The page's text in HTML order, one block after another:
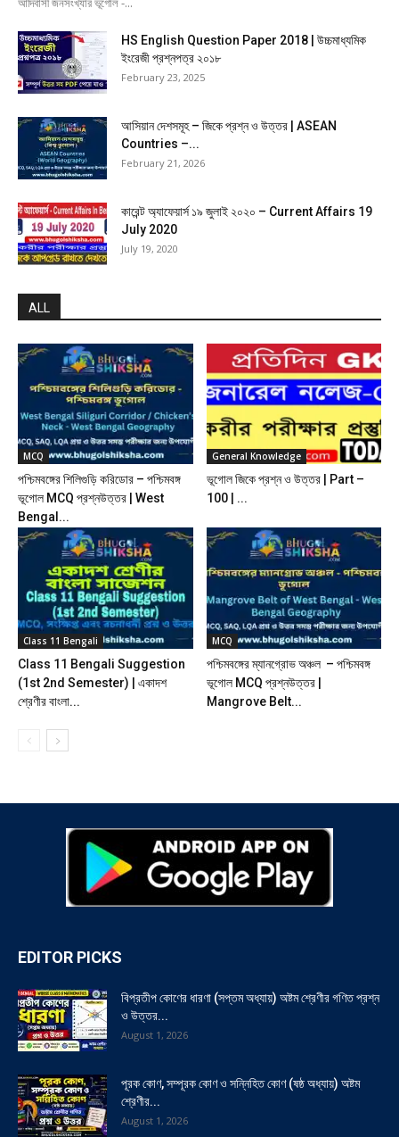
HS English Question Paper 2018 | উচ্চমাধ্যমিক
ইংরেজী প্রশ্নপত্র ২০১৮
February 23, 2025
আসিয়ান দেশসমূহ – জিকে প্রশ্ন ও উত্তর | ASEAN
Countries –...
February 21, 2026
কারেন্ট অ্যাফেয়ার্স ১৯ জুলাই ২০২০ – Current Affairs 19
July 2020
July 19, 2020
ALL
MCQ
পশ্চিমবঙ্গের শিলিগুড়ি করিডোর – পশ্চিমবঙ্গ
ভূগোল MCQ প্রশ্নউত্তর | West
Bengal...
General Knowledge
ভূগোল জিকে প্রশ্ন ও উত্তর | Part –
100 | ...
Class 11 Bengali
Class 11 Bengali Suggestion
(1st 2nd Semester) | একাদশ
শ্রেণীর বাংলা...
MCQ
পশ্চিমবঙ্গের ম্যানগ্রোভ অঞ্চল – পশ্চিমবঙ্গ
ভূগোল MCQ প্রশ্নউত্তর |
Mangrove Belt...
EDITOR PICKS
বিপ্রতীপ কোণের ধারণা (সপ্তম অধ্যায়) অষ্টম শ্রেণীর গণিত প্রশ্ন
ও উত্তর...
August 1, 2026
পূরক কোণ, সম্পূরক কোণ ও সন্নিহিত কোণ (ষষ্ঠ অধ্যায়) অষ্টম
শ্রেণীর...
August 1, 2026